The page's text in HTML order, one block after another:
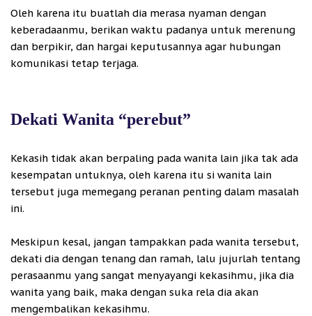
Oleh karena itu buatlah dia merasa nyaman dengan
keberadaanmu, berikan waktu padanya untuk merenung
dan berpikir, dan hargai keputusannya agar hubungan
komunikasi tetap terjaga.
Dekati Wanita “perebut”
Kekasih tidak akan berpaling pada wanita lain jika tak ada
kesempatan untuknya, oleh karena itu si wanita lain
tersebut juga memegang peranan penting dalam masalah
ini.
Meskipun kesal, jangan tampakkan pada wanita tersebut,
dekati dia dengan tenang dan ramah, lalu jujurlah tentang
perasaanmu yang sangat menyayangi kekasihmu, jika dia
wanita yang baik, maka dengan suka rela dia akan
mengembalikan kekasihmu.